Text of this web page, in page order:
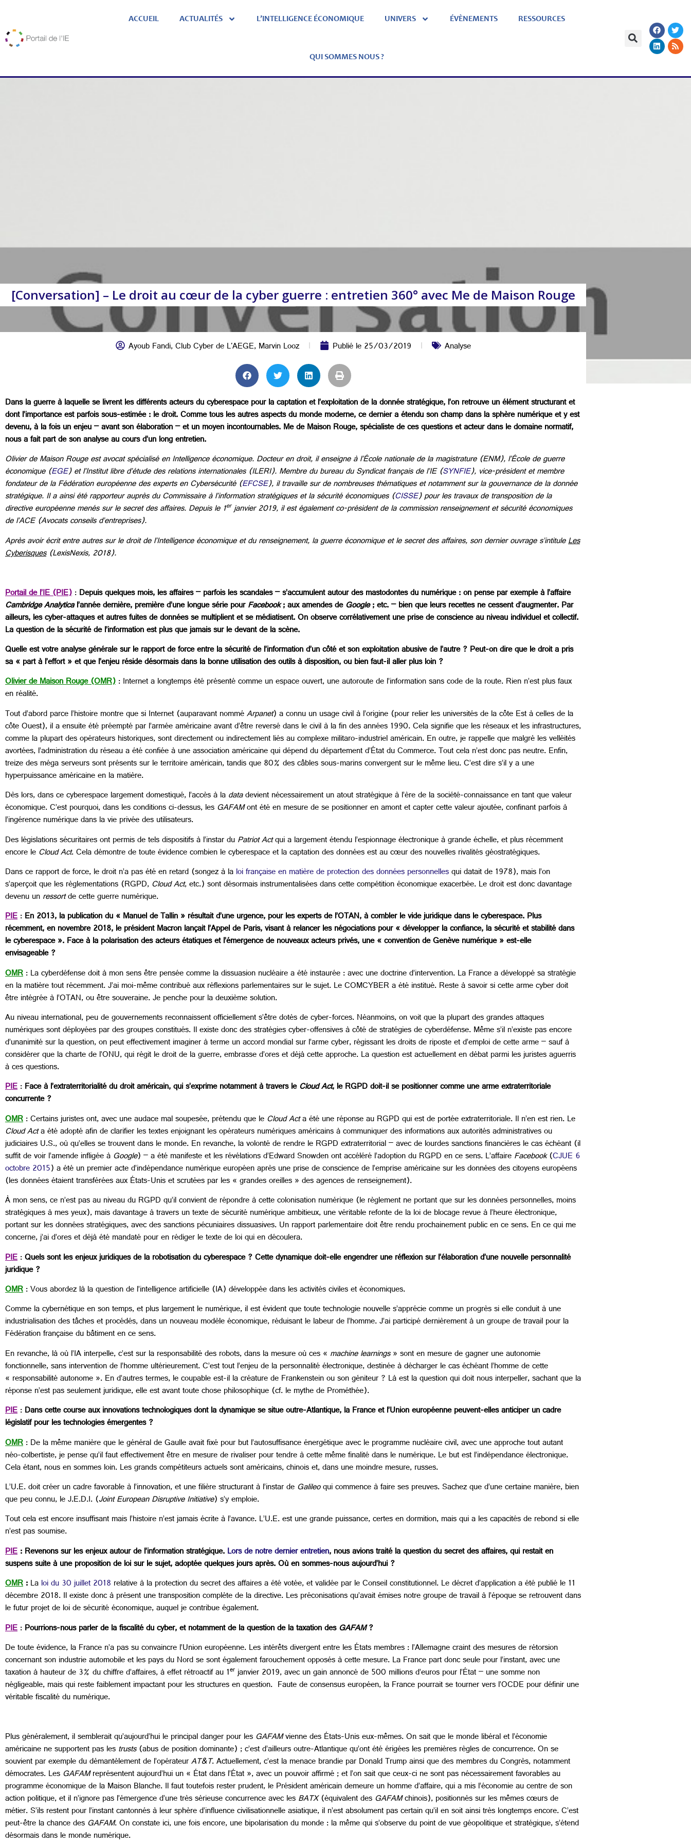
ACCUEIL ACTUALITÉS L’INTELLIGENCE ÉCONOMIQUE UNIVERS ÉVÈNEMENTS RESSOURCES
QUI SOMMES NOUS ?
[Conversation] – Le droit au cœur de la cyber guerre : entretien 360° avec Me de Maison Rouge
Ayoub Fandi,Club Cyber de L'AEGE,Marvin Looz Publié le25/03/2019 Analyse
Dans la guerre à laquelle se livrent les différents acteurs du cyberespace pour la captation et l’exploitation de la donnée stratégique, l’on retrouve un élément structurant et
dont l’importance est parfois sous-estimée : le droit. Comme tous les autres aspects du monde moderne, ce dernier a étendu son champ dans la sphère numérique et y est
devenu, à la fois un enjeu – avant son élaboration – et un moyen incontournables. Me de Maison Rouge, spécialiste de ces questions et acteur dans le domaine normatif,
nous a fait part de son analyse au cours d’un long entretien.
Olivier de Maison Rouge est avocat spécialisé en Intelligence économique. Docteur en droit, il enseigne à l’École nationale de la magistrature (ENM), l’École de guerre
économique (EGE) et l’Institut libre d’étude des relations internationales (ILERI). Membre du bureau du Syndicat français de l’IE (SYNFIE), vice-président et membre
fondateur de la Fédération européenne des experts en Cybersécurité (EFCSE), il travaille sur de nombreuses thématiques et notamment sur la gouvernance de la donnée
stratégique. Il a ainsi été rapporteur auprès du Commissaire à l’information stratégiques et la sécurité économiques (CISSE) pour les travaux de transposition de la
directive européenne menés sur le secret des affaires. Depuis le 1erjanvier 2019, il est également co-président de la commission renseignement et sécurité économiques
de l’ACE (Avocats conseils d’entreprises).
Après avoir écrit entre autres sur le droit de l’Intelligence économique et du renseignement, la guerre économique et le secret des affaires, son dernier ouvrage s’intituleLes
Cyberisques(LexisNexis, 2018).
Portail de l’IE (PIE):Depuis quelques mois, les affaires – parfois les scandales – s’accumulent autour des mastodontes du numérique : on pense par exemple à l’affaire
Cambridge Analytical’année dernière, première d’une longue série pourFacebook; aux amendes deGoogle; etc. – bien que leurs recettes ne cessent d’augmenter. Par
ailleurs, les cyber-attaques et autres fuites de données se multiplient et se médiatisent. On observe corrélativement une prise de conscience au niveau individuel et collectif.
La question de la sécurité de l’information est plus que jamais sur le devant de la scène.
Quelle est votre analyse générale sur le rapport de force entre la sécurité de l’information d’un côté et son exploitation abusive de l’autre ? Peut-on dire que le droit a pris
sa « part à l’effort » et que l’enjeu réside désormais dans la bonne utilisation des outils à disposition, ou bien faut-il aller plus loin ?
Olivier de Maison Rouge (OMR): Internet a longtemps été présenté comme un espace ouvert, une autoroute de l’information sans code de la route. Rien n’est plus faux
en réalité.
Tout d’abord parce l’histoire montre que si Internet (auparavant nomméArpanet) a connu un usage civil à l’origine (pour relier les universités de la côte Est à celles de la
côte Ouest), il a ensuite été préempté par l’armée américaine avant d’être reversé dans le civil à la fin des années 1990. Cela signifie que les réseaux et les infrastructures,
comme la plupart des opérateurs historiques, sont directement ou indirectement liés au complexe militaro-industriel américain. En outre, je rappelle que malgré les velléités
avortées, l’administration du réseau a été confiée à une association américaine qui dépend du département d’État du Commerce. Tout cela n’est donc pas neutre. Enfin,
treize des méga serveurs sont présents sur le territoire américain, tandis que 80% des câbles sous-marins convergent sur le même lieu. C’est dire s’il y a une
hyperpuissance américaine en la matière.
Dès lors, dans ce cyberespace largement domestiqué, l’accès à ladatadevient nécessairement un atout stratégique à l’ère de la société-connaissance en tant que valeur
économique. C’est pourquoi, dans les conditions ci-dessus, lesGAFAMont été en mesure de se positionner en amont et capter cette valeur ajoutée, confinant parfois à
l’ingérence numérique dans la vie privée des utilisateurs.
Des législations sécuritaires ont permis de tels dispositifs à l’instar duPatriot Actqui a largement étendu l’espionnage électronique à grande échelle, et plus récemment
encore leCloud Act. Cela démontre de toute évidence combien le cyberespace et la captation des données est au cœur des nouvelles rivalités géostratégiques.
Dans ce rapport de force, le droit n’a pas été en retard (songez à laloi française en matière de protection des données personnellesqui datait de 1978), mais l’on
s’aperçoit que les règlementations (RGPD,Cloud Act, etc.) sont désormais instrumentalisées dans cette compétition économique exacerbée. Le droit est donc davantage
devenu unressortde cette guerre numérique.
PIE:En 2013, la publication du « Manuel de Tallin » résultait d’une urgence, pour les experts de l’OTAN, à combler le vide juridique dans le cyberespace. Plus
récemment, en novembre 2018, le président Macron lançait l’Appel de Paris, visant à relancer les négociations pour « développer la confiance, la sécurité et stabilité dans
le cyberespace ». Face à la polarisation des acteurs étatiques et l’émergence de nouveaux acteurs privés, une « convention de Genève numérique » est-elle
envisageable ?
OMR: La cyberdéfense doit à mon sens être pensée comme la dissuasion nucléaire a été instaurée : avec une doctrine d’intervention. La France a développé sa stratégie
en la matière tout récemment. J’ai moi-même contribué aux réflexions parlementaires sur le sujet. Le COMCYBER a été institué. Reste à savoir si cette arme cyber doit
être intégrée à l’OTAN, ou être souveraine. Je penche pour la deuxième solution.
Au niveau international, peu de gouvernements reconnaissent officiellement s’être dotés de cyber-forces. Néanmoins, on voit que la plupart des grandes attaques
numériques sont déployées par des groupes constitués. Il existe donc des stratégies cyber-offensives à côté de stratégies de cyberdéfense. Même s’il n’existe pas encore
d’unanimité sur la question, on peut effectivement imaginer à terme un accord mondial sur l’arme cyber, régissant les droits de riposte et d’emploi de cette arme – sauf à
considérer que la charte de l’ONU, qui régit le droit de la guerre, embrasse d’ores et déjà cette approche. La question est actuellement en débat parmi les juristes aguerris
à ces questions.
PIE:Face à l’extraterritorialité du droit américain, qui s’exprime notamment à travers leCloud Act, le RGPD doit-il se positionner comme une arme extraterritoriale
concurrente ?
OMR: Certains juristes ont, avec une audace mal soupesée, prétendu que leCloud Acta été une réponse au RGPD qui est de portée extraterritoriale. Il n’en est rien. Le
Cloud Acta été adopté afin de clarifier les textes enjoignant les opérateurs numériques américains à communiquer des informations aux autorités administratives ou
judiciaires U.S., où qu’elles se trouvent dans le monde. En revanche, la volonté de rendre le RGPD extraterritorial – avec de lourdes sanctions financières le cas échéant (il
suffit de voir l’amende infligée àGoogle) – a été manifeste et les révélations d’Edward Snowden ont accéléré l’adoption du RGPD en ce sens. L’affaireFacebook(CJUE 6
octobre 2015) a été un premier acte d’indépendance numérique européen après une prise de conscience de l’emprise américaine sur les données des citoyens européens
(les données étaient transférées aux États-Unis et scrutées par les « grandes oreilles » des agences de renseignement).
À mon sens, ce n’est pas au niveau du RGPD qu’il convient de répondre à cette colonisation numérique (le règlement ne portant que sur les données personnelles, moins
stratégiques à mes yeux), mais davantage à travers un texte de sécurité numérique ambitieux, une véritable refonte de la loi de blocage revue à l’heure électronique,
portant sur les données stratégiques, avec des sanctions pécuniaires dissuasives. Un rapport parlementaire doit être rendu prochainement public en ce sens. En ce qui me
concerne, j’ai d’ores et déjà été mandaté pour en rédiger le texte de loi qui en découlera.
PIE:Quels sont les enjeux juridiques de la robotisation du cyberespace ? Cette dynamique doit-elle engendrer une réflexion sur l’élaboration d’une nouvelle personnalité
juridique ?
OMR: Vous abordez là la question de l’intelligence artificielle (IA) développée dans les activités civiles et économiques.
Comme la cybernétique en son temps, et plus largement le numérique, il est évident que toute technologie nouvelle s’apprécie comme un progrès si elle conduit à une
industrialisation des tâches et procédés, dans un nouveau modèle économique, réduisant le labeur de l’homme. J’ai participé dernièrement à un groupe de travail pour la
Fédération française du bâtiment en ce sens.
En revanche, là où l’IA interpelle, c’est sur la responsabilité des robots, dans la mesure où ces « machine learnings» sont en mesure de gagner une autonomie
fonctionnelle, sans intervention de l’homme ultérieurement. C’est tout l’enjeu de la personnalité électronique, destinée à décharger le cas échéant l’homme de cette
« responsabilité autonome ». En d’autres termes, le coupable est-il la créature de Frankenstein ou son géniteur ? Là est la question qui doit nous interpeller, sachant que la
réponse n’est pas seulement juridique, elle est avant toute chose philosophique (cf. le mythe de Prométhée).
PIE:Dans cette course aux innovations technologiques dont la dynamique se situe outre-Atlantique, la France et l’Union européenne peuvent-elles anticiper un cadre
législatif pour les technologies émergentes ?
OMR: De la même manière que le général de Gaulle avait fixé pour but l’autosuffisance énergétique avec le programme nucléaire civil, avec une approche tout autant
néo-colbertiste, je pense qu’il faut effectivement être en mesure de rivaliser pour tendre à cette même finalité dans le numérique. Le but est l’indépendance électronique.
Cela étant, nous en sommes loin. Les grands compétiteurs actuels sont américains, chinois et, dans une moindre mesure, russes.
L’U.E. doit créer un cadre favorable à l’innovation, et une filière structurant à l’instar deGalileoqui commence à faire ses preuves. Sachez que d’une certaine manière, bien
que peu connu, le J.E.D.I. (Joint European Disruptive Initiative) s’y emploie.
Tout cela est encore insuffisant mais l’histoire n’est jamais écrite à l’avance. L’U.E. est une grande puissance, certes en dormition, mais qui a les capacités de rebond si elle
n’est pas soumise.
PIE: Revenons sur les enjeux autour de l’information stratégique.Lors de notre dernier entretien, nous avions traité la question du secret des affaires, qui restait en
suspens suite à une proposition de loi sur le sujet, adoptée quelques jours après. Où en sommes-nous aujourd’hui ?
OMR:Laloi du 30 juillet 2018 relative à la protection du secret des affaires a été votée, et validée par le Conseil constitutionnel. Le décret d’application a été publié le 11
décembre 2018. Il existe donc à présent une transposition complète de la directive. Les préconisations qu’avait émises notre groupe de travail à l’époque se retrouvent dans
le futur projet de loi de sécurité économique, auquel je contribue également.
PIE:Pourrions-nous parler de la fiscalité du cyber, et notamment de la question de la taxation desGAFAM?
De toute évidence, la France n’a pas su convaincre l’Union européenne. Les intérêts divergent entre les États membres : l’Allemagne craint des mesures de rétorsion
concernant son industrie automobile et les pays du Nord se sont également farouchement opposés à cette mesure. La France part donc seule pour l’instant, avec une
taxation à hauteur de 3% du chiffre d’affaires, à effet rétroactif au 1erjanvier 2019, avec un gain annoncé de 500 millions d’euros pour l’État – une somme non
négligeable, mais qui reste faiblement impactant pour les structures en question. Faute de consensus européen, la France pourrait se tourner vers l’OCDE pour définir une
véritable fiscalité du numérique.
Plus généralement, il semblerait qu’aujourd’hui le principal danger pour lesGAFAMvienne des États-Unis eux-mêmes. On sait que le monde libéral et l’économie
américaine ne supportent pas lestrusts(abus de position dominante) ; c’est d’ailleurs outre-Atlantique qu’ont été érigées les premières règles de concurrence. On se
souvient par exemple du démantèlement de l’opérateurAT&T. Actuellement, c’est la menace brandie par Donald Trump ainsi que des membres du Congrès, notamment
démocrates. LesGAFAMreprésentent aujourd’hui un « État dans l’État », avec un pouvoir affirmé ; et l’on sait que ceux-ci ne sont pas nécessairement favorables au
programme économique de la Maison Blanche. Il faut toutefois rester prudent, le Président américain demeure un homme d’affaire, qui a mis l’économie au centre de son
action politique, et il n’ignore pas l’émergence d’une très sérieuse concurrence avec lesBATX(équivalent desGAFAMchinois), positionnés sur les mêmes cœurs de
métier. S’ils restent pour l’instant cantonnés à leur sphère d’influence civilisationnelle asiatique, il n’est absolument pas certain qu’il en soit ainsi très longtemps encore. C’est
peut-être la chance desGAFAM. On constate ici, une fois encore, une bipolarisation du monde : la même qui s’observe du point de vue géopolitique et stratégique, s’étend
désormais dans le monde numérique.